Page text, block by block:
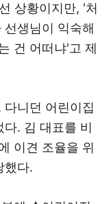
상황이지만, '처
생님이 익숙해
건 어떠냐'고 제
니던 어린이집
. 김 대표를 비
이견 조율을 위
했다.